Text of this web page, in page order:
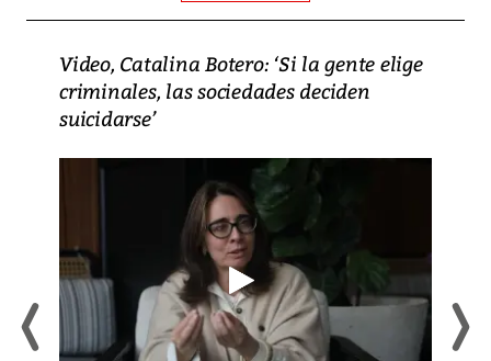
Video, Catalina Botero: ‘Si la gente elige
criminales, las sociedades deciden
suicidarse’